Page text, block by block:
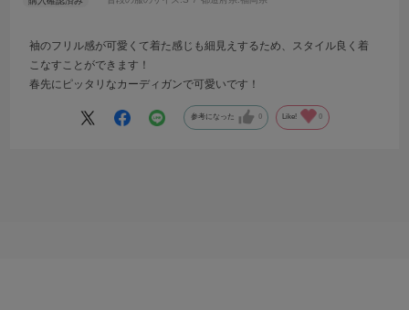
袖のフリル感が可愛くて着た感じも細見えするため、スタイル良く着
こなすことができます！
春先にピッタリなカーディガンで可愛いです！
参考になった 0 Like! 0